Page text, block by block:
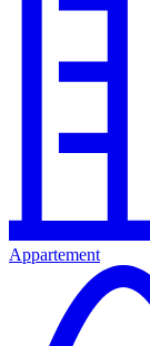
Appartement